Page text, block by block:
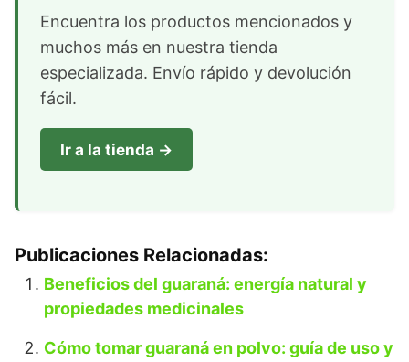
Encuentra los productos mencionados y
muchos más en nuestra tienda
especializada. Envío rápido y devolución
fácil.
Ir a la tienda →
Publicaciones Relacionadas:
Beneficios del guaraná: energía natural y
propiedades medicinales
Cómo tomar guaraná en polvo: guía de uso y